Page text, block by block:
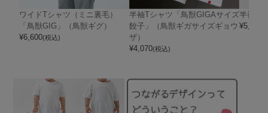
ワイドTシャツ（ミニ裏毛）
「鳥獣GIG」（鳥獣ギグ）
¥6,600(税込)
半袖Tシャツ「鳥獣GIGAサイズ
餃子」（鳥獣ギガサイズギョウ
ザ）
¥4,070(税込)
半袖T
¥5,390